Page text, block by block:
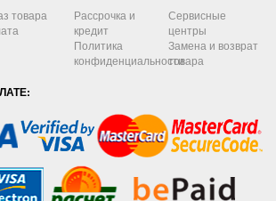
товара
Рассрочка и
кредит
Политика
конфиденциальности
Сервисные
центры
Замена и возврат
товара